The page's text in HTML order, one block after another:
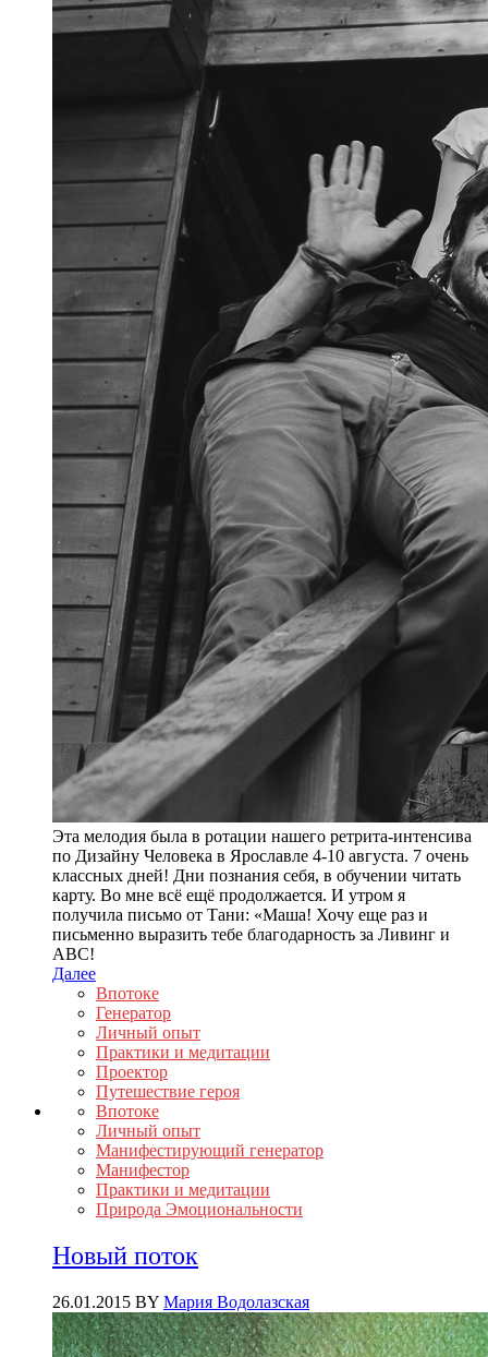
Эта мелодия была в ротации нашего ретрита-интенсива
по Дизайну Человека в Ярославле 4-10 августа. 7 очень
классных дней! Дни познания себя, в обучении читать
карту. Во мне всё ещё продолжается. И утром я
получила письмо от Тани: «Маша! Хочу еще раз и
письменно выразить тебе благодарность за Ливинг и
ABC!
Далее
Впотоке
Генератор
Личный опыт
Практики и медитации
Проектор
Путешествие героя
Впотоке
Личный опыт
Манифестирующий генератор
Манифестор
Практики и медитации
Природа Эмоциональности
Новый поток
26.01.2015 BY Мария Водолазская